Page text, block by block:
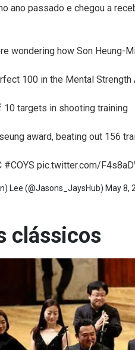
ano passado e chegou a
wondering how Son Heung-
100 in the Mental
10 targets in shooting training
award, beating out 156
#COYS pic.twitter.com/
Lee (@Jasons_JaysHub) May 8,
clássicos